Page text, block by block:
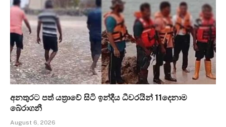
අනතුරට පත් යත්‍රාවේ සිටි ඉන්දීය ධීවරයින් 11දෙනාම
බේරාගනී
August 6, 2026